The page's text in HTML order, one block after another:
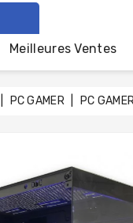
Meilleures Ventes
PC GAMER PC